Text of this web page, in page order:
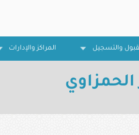
والتسجيل المراكز والإدارات
الحمزاوي